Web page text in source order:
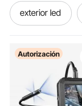
exterior led
lampara led
lámpara exterior
Autorización